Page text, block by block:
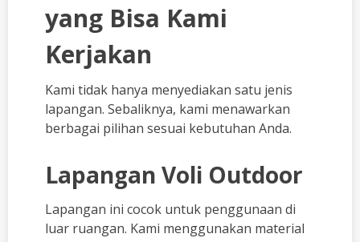
yang Bisa Kami
Kerjakan
Kami tidak hanya menyediakan satu jenis
lapangan. Sebaliknya, kami menawarkan
berbagai pilihan sesuai kebutuhan Anda.
Lapangan Voli Outdoor
Lapangan ini cocok untuk penggunaan di
luar ruangan. Kami menggunakan material